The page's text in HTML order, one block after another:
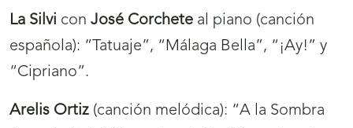
La Silvi con José Corchete al piano (canción
española): “Tatuaje”, “Málaga Bella”, “¡Ay!” y
“Cipriano”.
Arelis Ortiz (canción melódica): “A la Sombra